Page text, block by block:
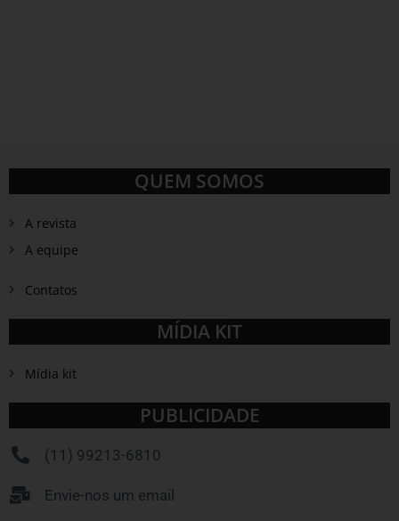
QUEM SOMOS
A revista
A equipe
Contatos
MÍDIA KIT
Mídia kit
PUBLICIDADE
(11) 99213-6810
Envie-nos um email